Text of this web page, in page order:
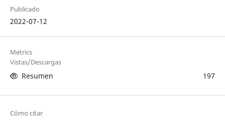
Publicado
2022-07-12
Metrics
Vistas/Descargas
Resumen 197
Cómo citar